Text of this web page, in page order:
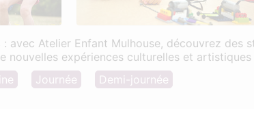
: avec Atelier Enfant Mulhouse, découvrez des
expériences culturelles et
Journée Demi-journée